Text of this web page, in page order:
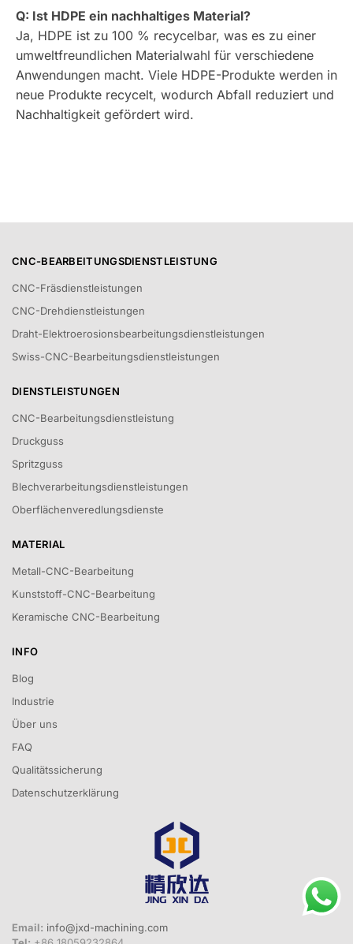
Q: Ist HDPE ein nachhaltiges Material?
Ja, HDPE ist zu 100 % recycelbar, was es zu einer
umweltfreundlichen Materialwahl für verschiedene
Anwendungen macht. Viele HDPE-Produkte werden in
neue Produkte recycelt, wodurch Abfall reduziert und
Nachhaltigkeit gefördert wird.
CNC-BEARBEITUNGSDIENSTLEISTUNG
CNC-Fräsdienstleistungen
CNC-Drehdienstleistungen
Draht-Elektroerosionsbearbeitungsdienstleistungen
Swiss-CNC-Bearbeitungsdienstleistungen
DIENSTLEISTUNGEN
CNC-Bearbeitungsdienstleistung
Druckguss
Spritzguss
Blechverarbeitungsdienstleistungen
Oberflächenveredlungsdienste
MATERIAL
Metall-CNC-Bearbeitung
Kunststoff-CNC-Bearbeitung
Keramische CNC-Bearbeitung
INFO
Blog
Industrie
Über uns
FAQ
Qualitätssicherung
Datenschutzerklärung
Email: info@jxd-machining.com